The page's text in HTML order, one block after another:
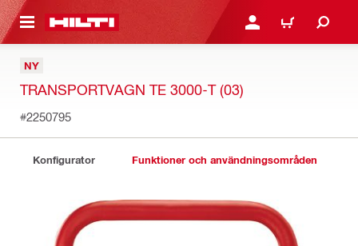
GÅ TILL HUVUDSIDAN LOGGA IN ELLER
VARUKORG
NY
TRANSPORTVAGN TE 3000-T (03)
#2250795
Konfigurator Funktioner och användningsområden